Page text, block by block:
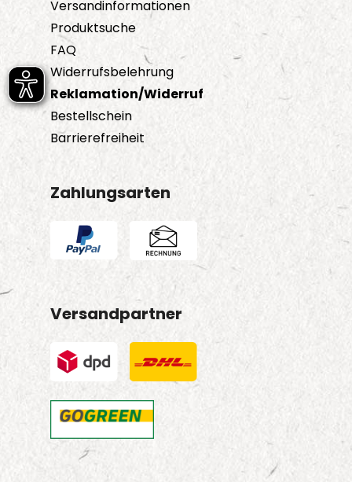
Versandinformationen
Produktsuche
FAQ
Widerrufsbelehrung
Reklamation/Widerruf
Bestellschein
Barrierefreiheit
Zahlungsarten
Versandpartner